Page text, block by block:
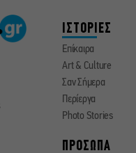
ΙΣΤΟΡΙΕΣ
Επίκαιρα
Art & Culture
Σαν Σήμερα
Περίεργα
Photo Stories
ΠΡΟΣΩΠΑ